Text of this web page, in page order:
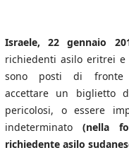
Israele, 22 gennaio
richiedenti asilo eritrei e
sono posti di fronte
accettare un biglietto
pericolosi, o essere
indeterminato (nella
richiedente asilo